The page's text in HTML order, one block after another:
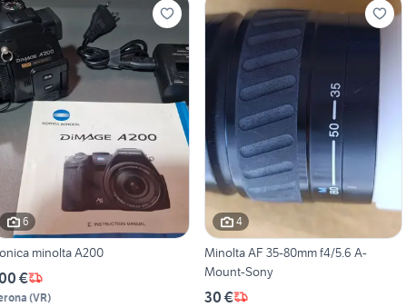
6
minolta A200
€
(VR)
4
Minolta AF 35-80mm f4/5.6 A-
Mount-Sony
30 €